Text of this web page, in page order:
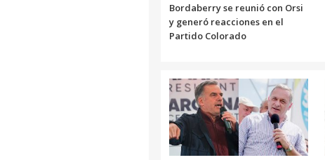
Bordaberry se reunió con Orsi
y generó reacciones en el
Partido Colorado